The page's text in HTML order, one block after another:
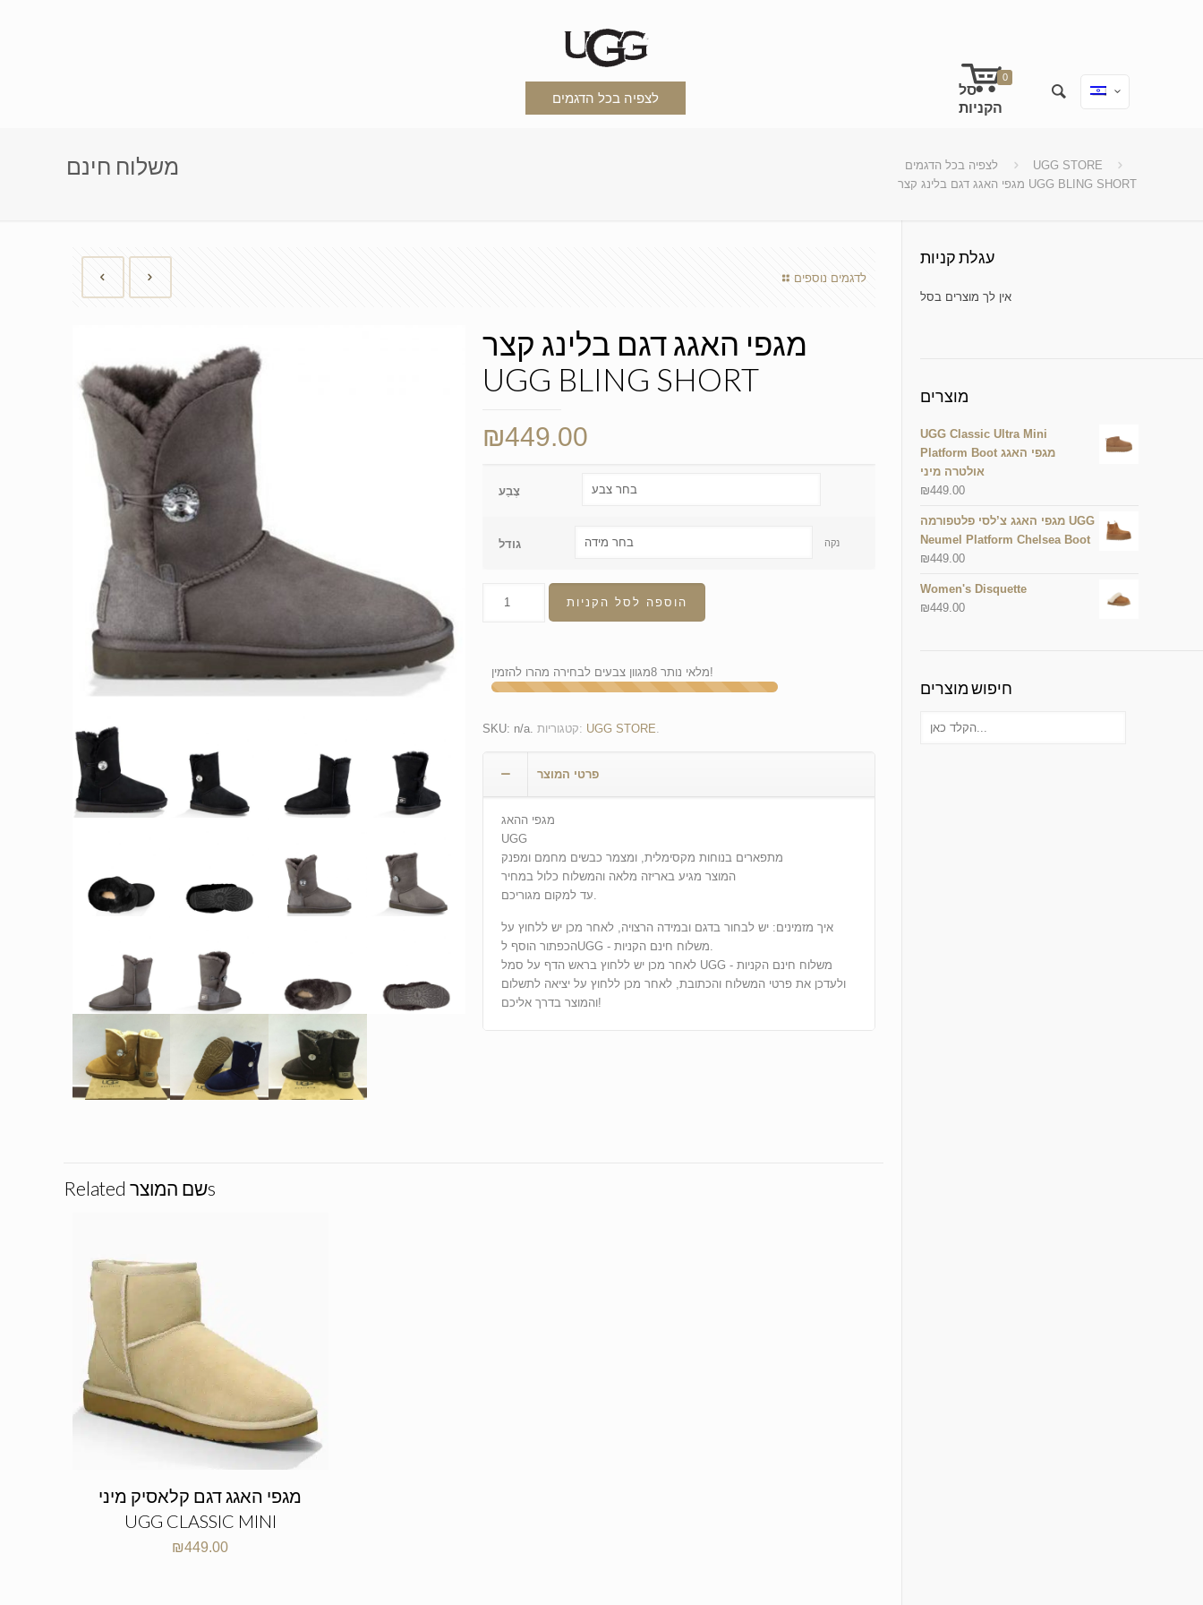
לצפיה בכל הדגמים
0
משלוח חינם לצפיה בכל הדגמים
UGG STORE
מגפי האגג דגם בלינג קצר UGG BLING SHORT
לדגמים נוספים
מגפי האגג דגם בלינג קצר
UGG BLING SHORT
₪449.00
צֶבַע
גודל נקה
הוספה לסל הקניות
מלאי נותר8 מגוון צבעים לבחירה מהרו להזמין!
SKU: n/a. קטגוריות: UGG STORE.
פרטי המוצר
מגפי ההאג
UGG
מתפארים בנוחות מקסימלית, ומצמר כבשים מחמם ומפנק
המוצר מגיע באריזה מלאה והמשלוח כלול במחיר
עד למקום מגוריכם.
איך מזמינים: יש לבחור בדגם ובמידה הרצויה, לאחר מכן יש ללחוץ על
הכפתור הוסף לUGG - משלוח חינם הקניות.
לאחר מכן יש ללחוץ בראש הדף על סמל UGG - משלוח חינם הקניות
ולעדכן את פרטי המשלוח והכתובת, לאחר מכן ללחוץ על יציאה לתשלום
והמוצר בדרך אליכם!
Related שם המוצרs
מגפי האגג דגם קלאסיק מיני
UGG CLASSIC MINI
₪449.00
עגלת קניות
מוצרים
UGG Classic Ultra Mini
Platform Boot מגפי האגג
אולטרה מיני
₪449.00
מגפי האגג צ’לסי פלטפורמה UGG
Neumel Platform Chelsea Boot
₪449.00
Women's Disquette
₪449.00
חיפוש מוצרים